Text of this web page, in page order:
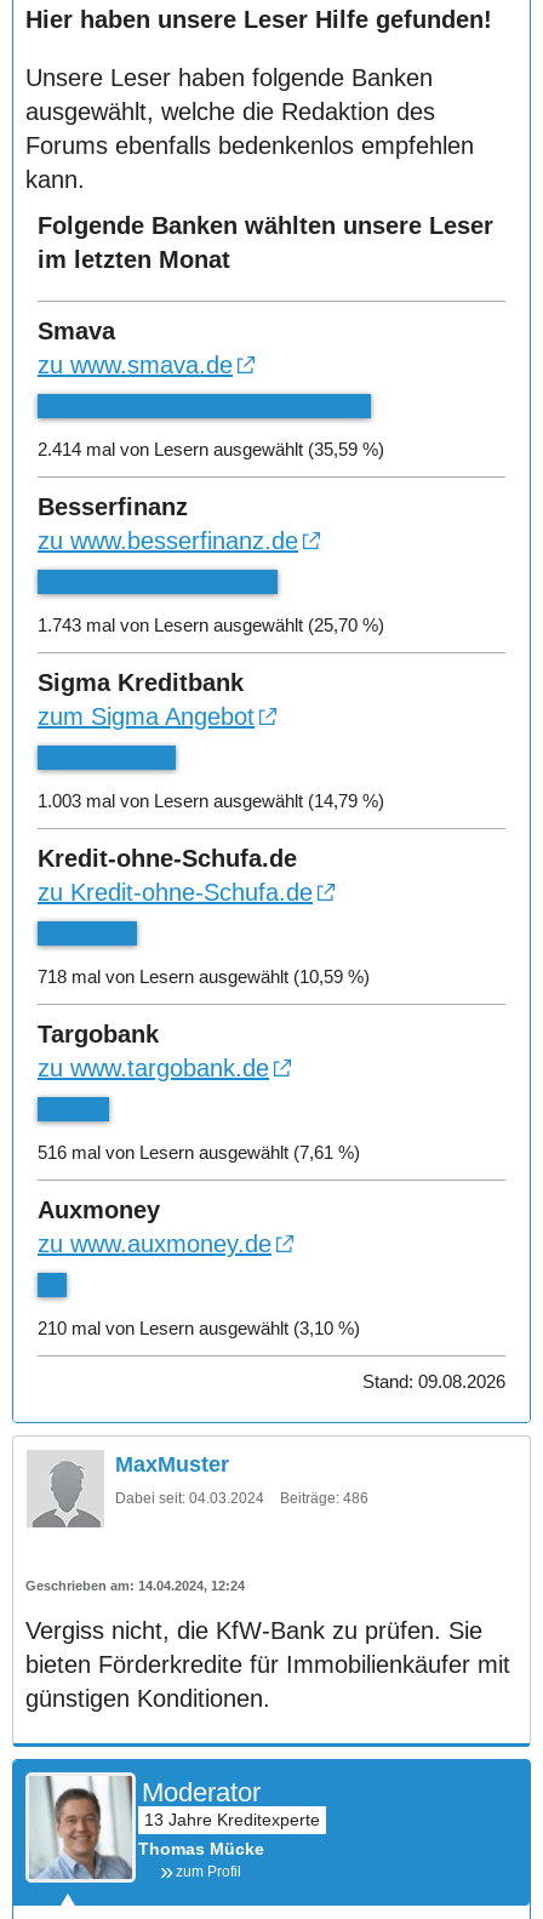
Hier haben unsere Leser Hilfe gefunden!
Unsere Leser haben folgende Banken
ausgewählt, welche die Redaktion des
Forums ebenfalls bedenkenlos empfehlen
kann.
Folgende Banken wählten unsere Leser
im letzten Monat
Smava
zu www.smava.de
2.414 mal von Lesern ausgewählt (35,59 %)
Besserfinanz
zu www.besserfinanz.de
1.743 mal von Lesern ausgewählt (25,70 %)
Sigma Kreditbank
zum Sigma Angebot
1.003 mal von Lesern ausgewählt (14,79 %)
Kredit-ohne-Schufa.de
zu Kredit-ohne-Schufa.de
718 mal von Lesern ausgewählt (10,59 %)
Targobank
zu www.targobank.de
516 mal von Lesern ausgewählt (7,61 %)
Auxmoney
zu www.auxmoney.de
210 mal von Lesern ausgewählt (3,10 %)
Stand: 09.08.2026
MaxMuster
Dabei seit: 04.03.2024 Beiträge: 486
14.04.2024, 12:24
Vergiss nicht, die KfW-Bank zu prüfen. Sie
bieten Förderkredite für Immobilienkäufer mit
günstigen Konditionen.
Moderator
Thomas Mücke
zum Profil